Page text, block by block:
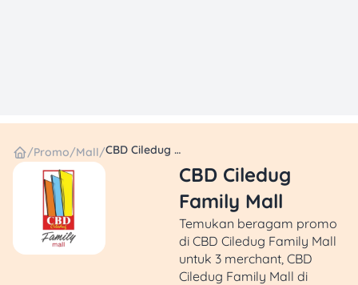
/Promo/Mall/ CBD Ciledug Family Mall
CBD Ciledug
Family Mall
Temukan beragam promo
di CBD Ciledug Family Mall
untuk 3 merchant, CBD
Ciledug Family Mall di